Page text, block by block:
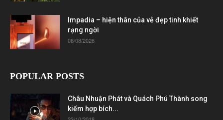
Impadia – hiện thân của vẻ đẹp tinh khiết
rạng ngời
08/08/2026
POPULAR POSTS
Châu Nhuận Phát và Quách Phú Thành song
kiếm hợp bích...